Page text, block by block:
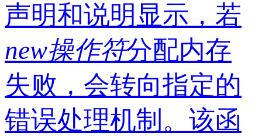
声明和说明显示，若
new操作符分配内存
失败，会转向指定的
错误处理机制。该函